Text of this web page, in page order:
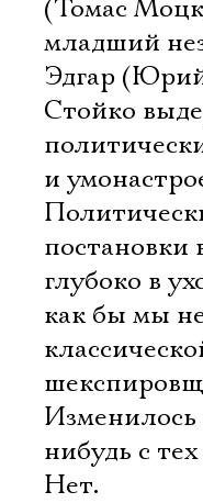
(Томас
младший
Эдгар
Стойко
и
постановки
глубоко в
как бы мы
нибудь с
Нет.